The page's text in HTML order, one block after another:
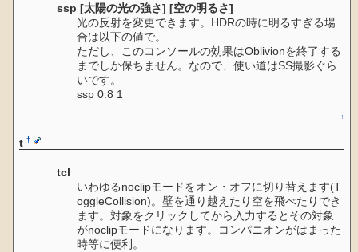
ssp [太陽の光の強さ] [空の明るさ]
光の反射を変更できます。HDRの時に明るすぎる場
合は以下の値で。
ただし、このコンソールの効果はOblivionを終了する
までしか保ちません。なので、使い道はSS撮影ぐら
いです。
ssp 0.8 1
↑
t†
tcl
いわゆるnoclipモードをオン・オフに切り替えます(T
oggleCollision)。壁を通り越えたり空を飛べたりでき
ます。対象をクリックしてから入力するとその対象
がnoclipモードになります。コンパニオンがはまった
時等に便利。